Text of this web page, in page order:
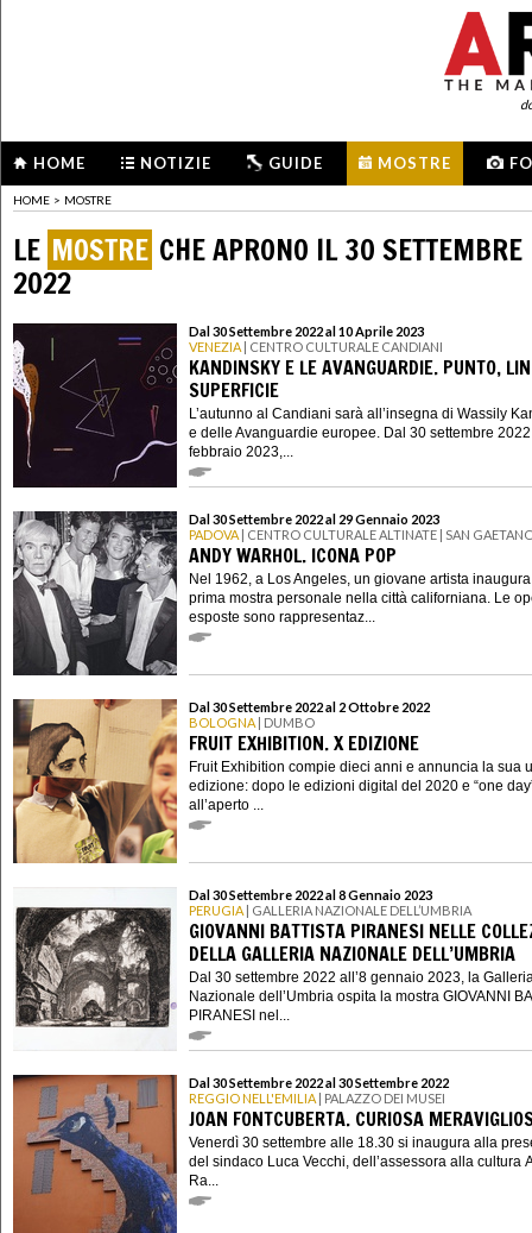
HOME NOTIZIE GUIDE MOSTRE
HOME > MOSTRE
LE MOSTRE CHE APRONO IL 30 SETTEMBRE
2022
Dal 30 Settembre 2022 al 10 Aprile 2023
VENEZIA | CENTRO CULTURALE CANDIANI
KANDINSKY E LE AVANGUARDIE. PUNTO,
SUPERFICIE
L’autunno al Candiani sarà all’insegna di Wassily
e delle Avanguardie europee. Dal 30 settembre
febbraio 2023,...
Dal 30 Settembre 2022 al 29 Gennaio 2023
PADOVA | CENTRO CULTURALE ALTINATE | SAN
ANDY WARHOL. ICONA POP
Nel 1962, a Los Angeles, un giovane artista
prima mostra personale nella città californiana. Le
esposte sono rappresentaz...
Dal 30 Settembre 2022 al 2 Ottobre 2022
BOLOGNA | DUMBO
FRUIT EXHIBITION. X EDIZIONE
Fruit Exhibition compie dieci anni e annuncia la sua
edizione: dopo le edizioni digital del 2020 e “one
all’aperto ...
Dal 30 Settembre 2022 al 8 Gennaio 2023
PERUGIA | GALLERIA NAZIONALE DELL’UMBRIA
GIOVANNI BATTISTA PIRANESI NELLE
DELLA GALLERIA NAZIONALE DELL’UMBRIA
Dal 30 settembre 2022 all’8 gennaio 2023, la
Nazionale dell’Umbria ospita la mostra GIOVANNI
PIRANESI nel...
Dal 30 Settembre 2022 al 30 Settembre 2022
REGGIO NELL'EMILIA | PALAZZO DEI MUSEI
JOAN FONTCUBERTA. CURIOSA
Venerdì 30 settembre alle 18.30 si inaugura alla
del sindaco Luca Vecchi, dell’assessora alla cultura
Ra...